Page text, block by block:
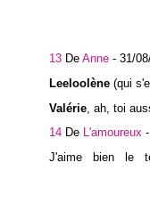
13 De Anne - 31/
Leeloolène (qui
Valérie , ah, toi
14 De L'amoureux -
J'aime bien le